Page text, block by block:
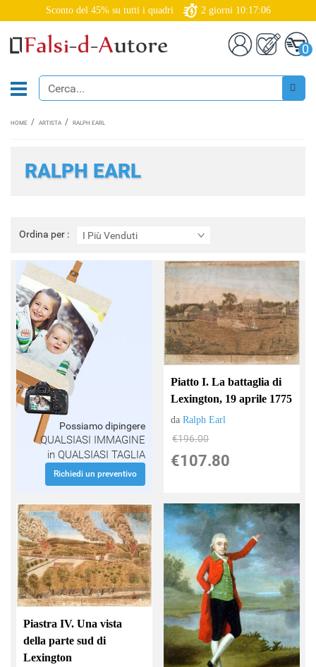
Sconto del 45% su tutti i quadri 2 giorni 10:17:05
0
HOME ARTISTA RALPH EARL
RALPH EARL
Ordina per : I Più Venduti
Ordina
per
Possiamo dipingere
QUALSIASI IMMAGINE
in QUALSIASI TAGLIA
Richiedi un preventivo
Piatto I. La battaglia di
Lexington, 19 aprile 1775
daRalph Earl
€196.00
€107.80
Piastra IV. Una vista
della parte sud di
Lexington